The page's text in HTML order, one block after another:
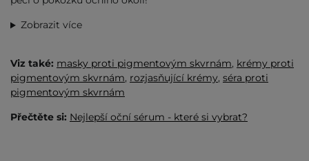
Zobrazit více
Viz také: masky proti pigmentovým skvrnám, krémy proti
pigmentovým skvrnám, rozjasňující krémy, séra proti
pigmentovým skvrnám
Přečtěte si: Nejlepší oční sérum - které si vybrat?